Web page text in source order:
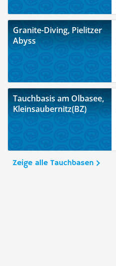
Granite-Diving, Pielitzer
Abyss
Tauchbasis am Olbasee,
Kleinsaubernitz(BZ)
Zeige alle Tauchbasen